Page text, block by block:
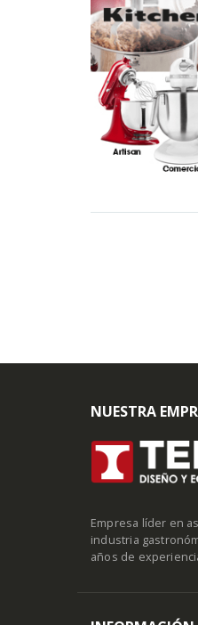
NUESTRA
Empresa líder en
industria
años de